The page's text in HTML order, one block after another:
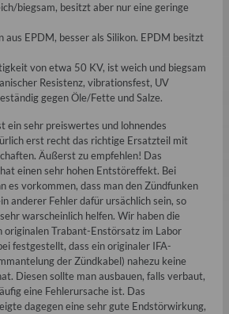
biegsam, besitzt aber nur eine geringe
aus EPDM, besser als Silikon. EPDM besitzt
von etwa 50 KV, ist weich und biegsam
Resistenz, vibrationsfest, UV
gegen Öle/Fette und Salze.
ein sehr preiswertes und lohnendes
erst recht das richtige Ersatzteil mit
Äußerst zu empfehlen! Das
einen sehr hohen Entstöreffekt. Bei
es vorkommen, dass man den Zündfunken
anderer Fehler dafür ursächlich sein, so
warscheinlich helfen. Wir haben die
originalen Trabant-Enstörsatz im Labor
festgestellt, dass ein originaler IFA-
der Zündkabel) nahezu keine
Diesen sollte man ausbauen, falls verbaut,
eine Fehlerursache ist. Das
dagegen eine sehr gute Endstörwirkung,